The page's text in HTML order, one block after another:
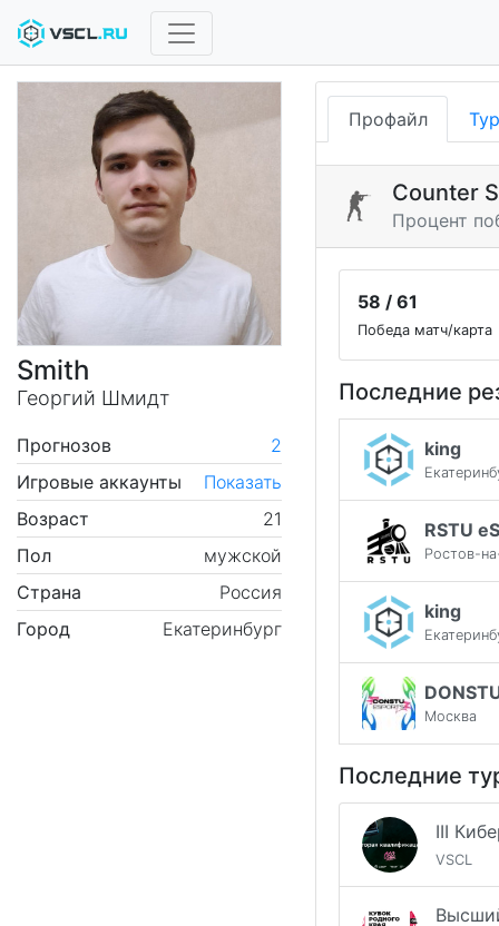
Smith
Георгий Шмидт
Прогнозов
2
Игровые аккаунты
Показать
Возраст
21
Пол
мужской
Страна
Россия
Город
Екатеринбург
Профайл
Counter
Процент
58 / 61
Победа матч/карта
Последние
king
RSTU
Ростов-
king
Москва
Последние
VSCL